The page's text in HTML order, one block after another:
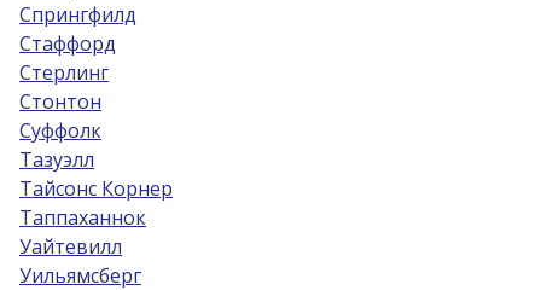
Спрингфилд
Стаффорд
Стерлинг
Стонтон
Суффолк
Тазуэлл
Тайсонс Корнер
Таппаханнок
Уайтевилл
Уильямсберг